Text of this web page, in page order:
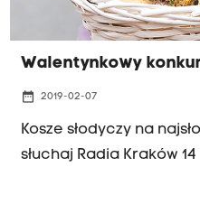
Garbarską).
Walentynkowy
date_range 2019-02-07
Kosze słodyczy na
słuchaj Radia Kraków